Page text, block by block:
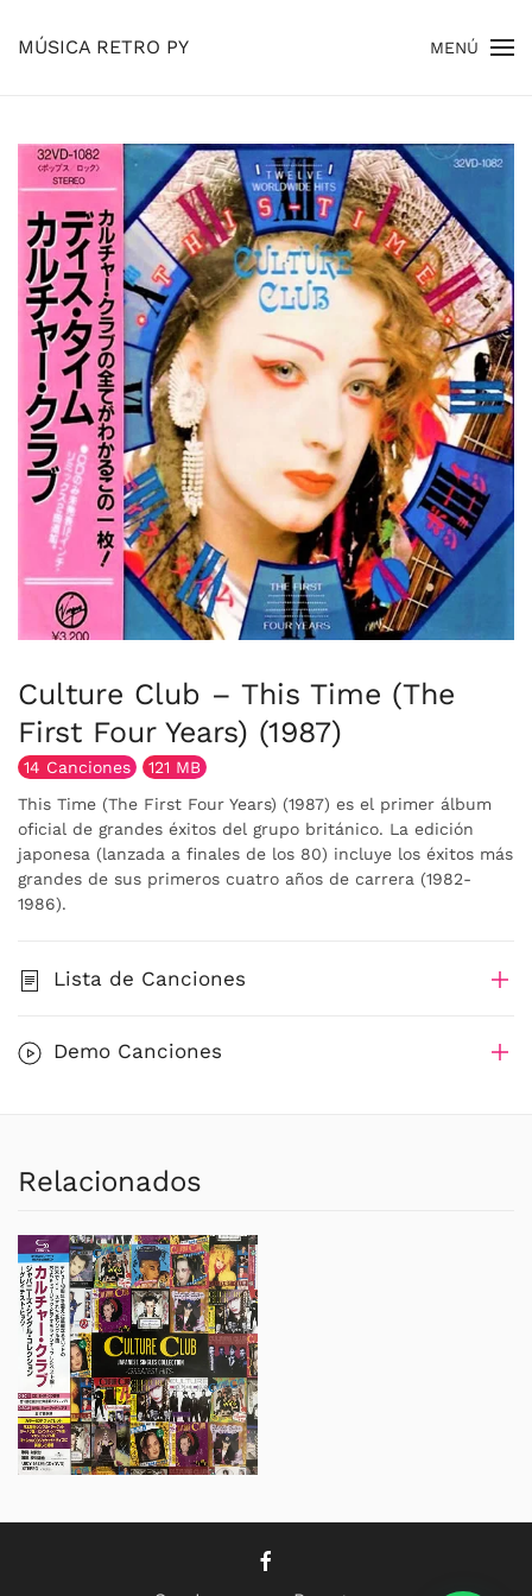
MÚSICA RETRO PY MENÚ
Culture Club – This Time (The
First Four Years) (1987)
14 Canciones
121 MB
This Time (The First Four Years) (1987) es el primer álbum
oficial de grandes éxitos del grupo británico. La edición
japonesa (lanzada a finales de los 80) incluye los éxitos más
grandes de sus primeros cuatro años de carrera (1982-
1986).
Lista de Canciones
Demo Canciones
Relacionados